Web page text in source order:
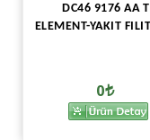
DC46 9176 AA T
ELEMENT-YAKIT
0